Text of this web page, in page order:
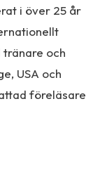
i över 25 år
och
USA och
föreläsare